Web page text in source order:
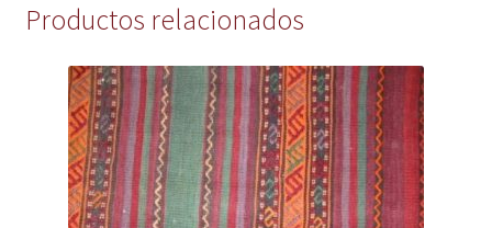
Productos relacionados